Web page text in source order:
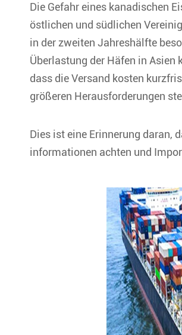
Die Gefahr eines kanadischen
östlichen und südlichen
in der zweiten Jahreshälfte
Überlastung der Häfen in
dass die Versand kosten
größeren Herausforderungen
Dies ist eine Erinnerung daran,
informationen achten und